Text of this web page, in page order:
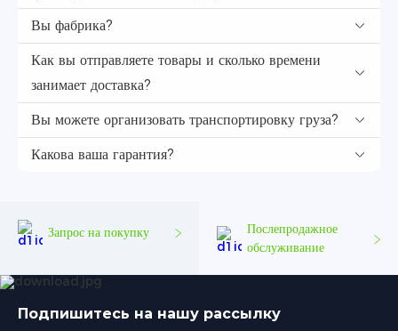
Вы фабрика?
Как вы отправляете товары и сколько времени
занимает доставка?
Вы можете организовать транспортировку груза?
Какова ваша гарантия?
Запрос на покупку
Послепродажное
обслуживание
Подпишитесь на нашу рассылку